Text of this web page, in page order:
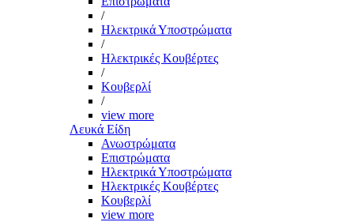
/
Ηλεκτρικά Υποστρώματα
/
Ηλεκτρικές Κουβέρτες
/
Κουβερλί
/
view more
Λευκά Είδη
Ανωστρώματα
Επιστρώματα
Ηλεκτρικά Υποστρώματα
Ηλεκτρικές Κουβέρτες
Κουβερλί
view more